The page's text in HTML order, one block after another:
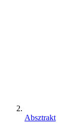
Absztrakt